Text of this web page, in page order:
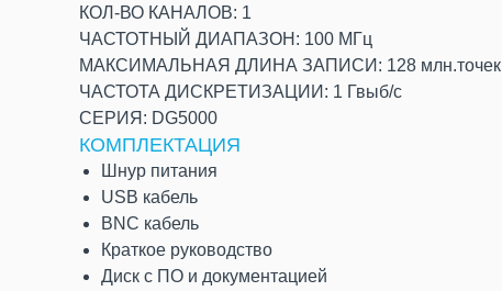
КОЛ-ВО КАНАЛОВ: 1
ЧАСТОТНЫЙ ДИАПАЗОН: 100 МГц
МАКСИМАЛЬНАЯ ДЛИНА ЗАПИСИ: 128 млн.точек
ЧАСТОТА ДИСКРЕТИЗАЦИИ: 1 Гвыб/с
СЕРИЯ: DG5000
КОМПЛЕКТАЦИЯ
Шнур питания
USB кабель
BNС кабель
Краткое руководство
Диск с ПО и документацией